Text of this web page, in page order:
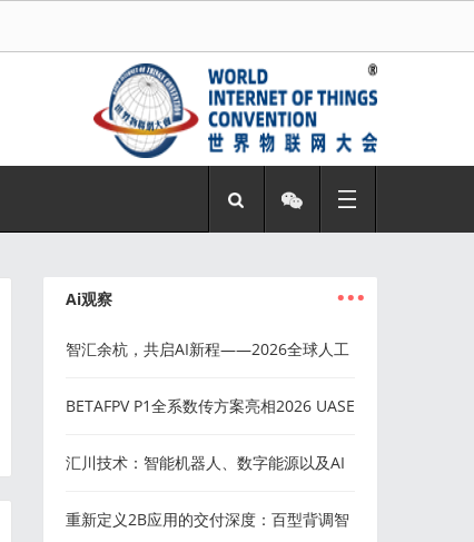
Ai观察 ...
智汇余杭，共启AI新程——2026全球人工
智能技术大会圆满举行
BETAFPV P1全系数传方案亮相2026 UASE
无人机展
汇川技术：智能机器人、数字能源以及AI
智造可能会是驱动公司增长的新曲线
重新定义2B应用的交付深度：百型背调智